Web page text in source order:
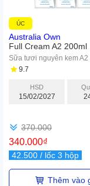
Australia Own
ÚC
Full Cream A2 200ml
Sữa tươi nguyên kem A2
9.7
HSD
15/02/2027
370.000
340.000₫
42.500 / lốc 3 hộp
Thêm vào